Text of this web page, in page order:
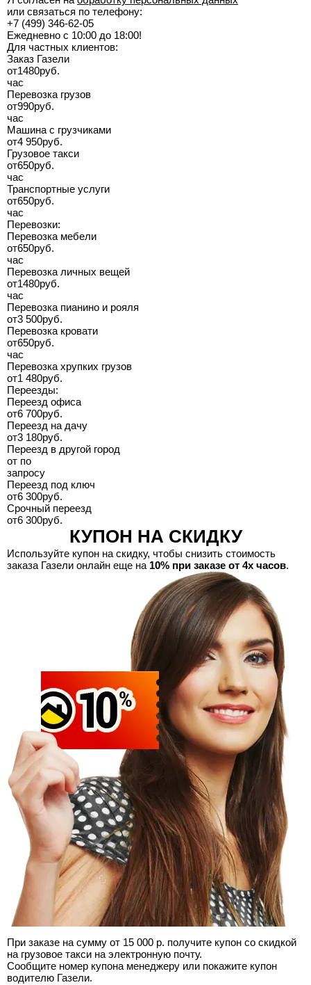
или связаться по телефону:
+7 (499) 346-62-05
Ежедневно с 10:00 до 18:00!
Для частных клиентов:
Заказ Газели
от1480руб.
час
Перевозка грузов
от990руб.
час
Машина с грузчиками
от4 950руб.
Грузовое такси
от650руб.
час
Транспортные услуги
от650руб.
час
Перевозки:
Перевозка мебели
от650руб.
час
Перевозка личных вещей
от1480руб.
час
Перевозка пианино и рояля
от3 500руб.
Перевозка кровати
от650руб.
час
Перевозка хрупких грузов
от1 480руб.
Переезды:
Переезд офиса
от6 700руб.
Переезд на дачу
от3 180руб.
Переезд в другой город
от по
запросу
Переезд под ключ
от6 300руб.
Срочный переезд
от6 300руб.
КУПОН НА СКИДКУ
Используйте купон на скидку, чтобы снизить стоимость
заказа Газели онлайн еще на 10% при заказе от 4х часов.
При заказе на сумму от 15 000 р. получите купон со скидкой
на грузовое такси на электронную почту.
Сообщите номер купона менеджеру или покажите купон
водителю Газели.